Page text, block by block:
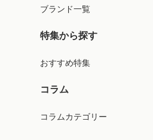
ブランド一覧
特集から探す
おすすめ特集
コラム
コラムカテゴリー